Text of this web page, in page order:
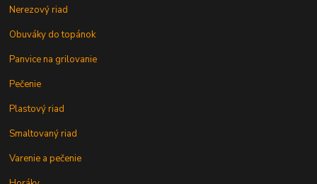
Nerezový riad
Obuváky do topánok
Panvice na grilovanie
Pečenie
Plastový riad
Smaltovaný riad
Varenie a pečenie